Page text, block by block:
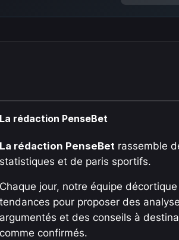
La rédaction PenseBet
La rédaction PenseBet rassemble
statistiques et de paris sportifs.
Chaque jour, notre équipe
tendances pour proposer des
argumentés et des conseils à
comme confirmés.